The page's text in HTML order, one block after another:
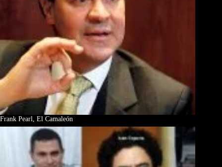
Frank Pearl, El Camaleón